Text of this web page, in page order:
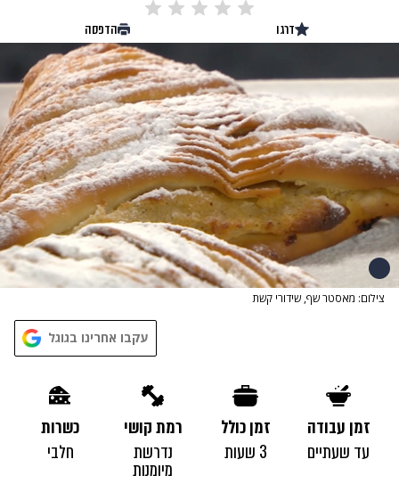
דרגו הדפסה
צילום: מאסטר שף, שידורי קשת
עקבו אחרינו בגוגל
זמן עבודה
עד שעתיים
זמן כולל
3 שעות
רמת קושי
נדרשת
מיומנות
כשרות
חלבי